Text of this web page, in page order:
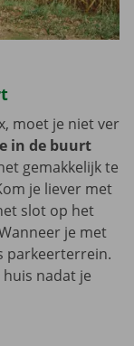
moet je niet ver
in de buurt
gemakkelijk te
je liever met
slot op het
je met
parkeerterrein.
nadat je